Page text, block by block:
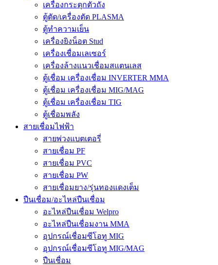
เครื่องกระตุกตัวถัง
ตู้ตัด/เครื่องตัด PLASMA
ตู้ทำความเย็น
เครื่องยิงน็อต Stud
เครื่องเชื่อมเลเซอร์
เครื่องล้างแนวเชื่อมสแตนเลส
ตู้เชื่อม เครื่องเชื่อม INVERTER MMA
ตู้เชื่อม เครื่องเชื่อม MIG/MAG
ตู้เชื่อม เครื่องเชื่อม TIG
ตู้เชื่อมพลัง
สายเชื่อมไฟฟ้า
สายพ่วงแบตเตอรี่
สายเชื่อม PF
สายเชื่อม PVC
สายเชื่อม PW
สายเชื่อมยาง/รุ่นทองแดงเต็ม
ปืนเชื่อม/อะไหล่ปืนเชื่อม
อะไหล่ปืนเชื่อม Welpro
อะไหล่ปืนเชื่อมงาน MMA
อุปกรณ์เชื่อมซีโอทู MIG
อุปกรณ์เชื่อมซีโอทู MIG/MAG
ปืนเชื่อม